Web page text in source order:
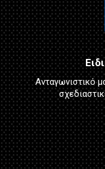
Ανταγωνιστικό